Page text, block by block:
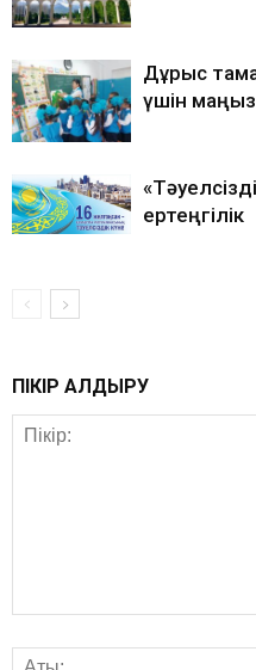
Дұрыс
үшін
ертеңгілік
ПІКІР ҚАЛДЫРУ